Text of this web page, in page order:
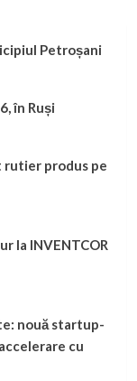
Petroșani
în Ruși
rutier produs pe
la INVENTCOR
nouă startup-
cu